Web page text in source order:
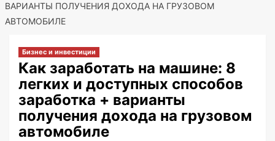
ВАРИАНТЫ ПОЛУЧЕНИЯ ДОХОДА НА ГРУЗОВОМ
АВТОМОБИЛЕ
Бизнес и инвестиции
Как заработать на машине: 8
легких и доступных способов
заработка + варианты
получения дохода на грузовом
автомобиле